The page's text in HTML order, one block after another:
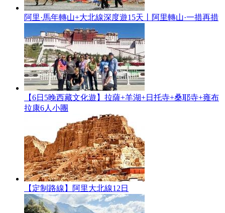
阿里·馬年轉山+大北線深度遊15天丨阿里轉山·一措再措
【6日5晚西藏文化遊】拉薩+羊湖+日托寺+桑耶寺+雍布
拉康6人小團
【定制路線】阿里大北線12日